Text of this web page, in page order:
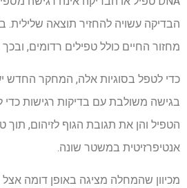
הבדיקה עשויה להחזיר תוצאה שלילית.
מחזור החיים כולל טפילים רדומים, ובכך
כדי לטפל בסוגיות אלה, המחקר החדש
הטפיל והן את תגובת הגוף לזיהום, תוך
אנטיפרזיטית במשטר שונה.
מכיוון שהמחלה מציגה באופן דומה